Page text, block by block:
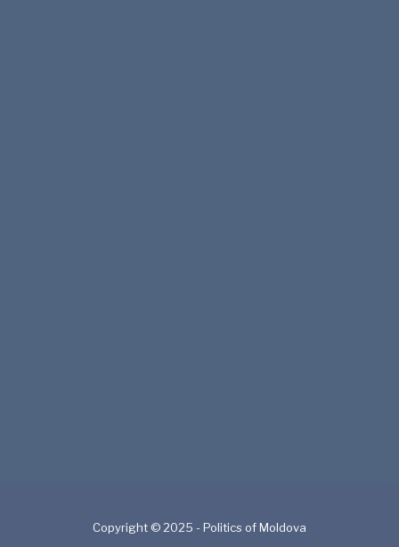
Copyright © 2025 - Politics of Moldova